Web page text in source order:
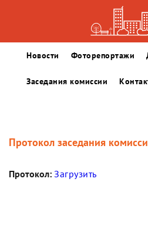
Новости Фоторепортажи
Заседания комиссии
Протокол заседания
Протокол: Загрузить